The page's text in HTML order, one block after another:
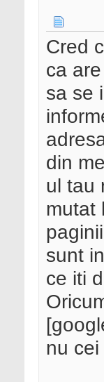
Cred
ca
sa se
din
ul tau
mutat
sunt
ce iti
nu